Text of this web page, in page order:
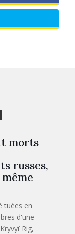
morts
russes,
tuées en
d'une
Rig,